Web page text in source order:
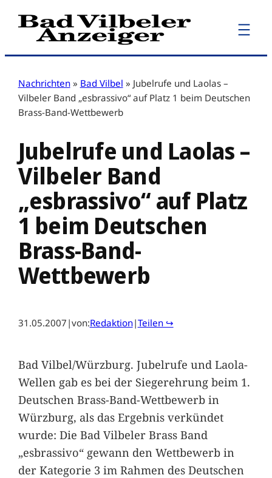
Zum
Inhalt
Nachrichten » Bad Vilbel » Jubelrufe und Laolas –
Vilbeler Band „esbrassivo“ auf Platz 1 beim Deutschen
Brass-Band-Wettbewerb
Jubelrufe und Laolas –
Vilbeler Band
„esbrassivo“ auf Platz
1 beim Deutschen
Brass-Band-
Wettbewerb
31.05.2007 |von:Redaktion|Teilen ↪
Bad Vilbel/Würzburg. Jubelrufe und Laola-
Wellen gab es bei der Siegerehrung beim 1.
Deutschen Brass-Band-Wettbewerb in
Würzburg, als das Ergebnis verkündet
wurde: Die Bad Vilbeler Brass Band
„esbrassivo“ gewann den Wettbewerb in
der Kategorie 3 im Rahmen des Deutschen